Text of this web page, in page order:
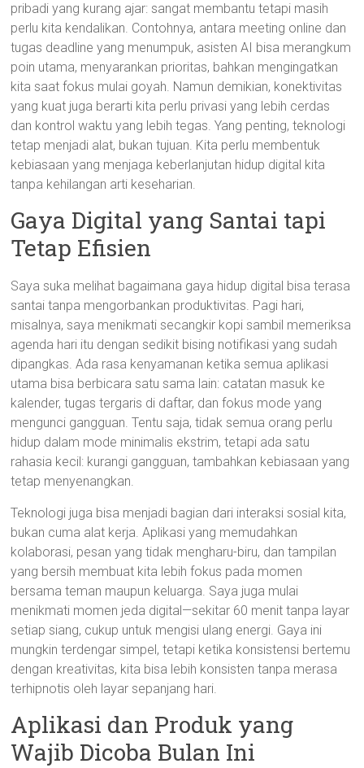
pribadi yang kurang ajar: sangat membantu tetapi masih
perlu kita kendalikan. Contohnya, antara meeting online dan
tugas deadline yang menumpuk, asisten AI bisa merangkum
poin utama, menyarankan prioritas, bahkan mengingatkan
kita saat fokus mulai goyah. Namun demikian, konektivitas
yang kuat juga berarti kita perlu privasi yang lebih cerdas
dan kontrol waktu yang lebih tegas. Yang penting, teknologi
tetap menjadi alat, bukan tujuan. Kita perlu membentuk
kebiasaan yang menjaga keberlanjutan hidup digital kita
tanpa kehilangan arti keseharian.
Gaya Digital yang Santai tapi
Tetap Efisien
Saya suka melihat bagaimana gaya hidup digital bisa terasa
santai tanpa mengorbankan produktivitas. Pagi hari,
misalnya, saya menikmati secangkir kopi sambil memeriksa
agenda hari itu dengan sedikit bising notifikasi yang sudah
dipangkas. Ada rasa kenyamanan ketika semua aplikasi
utama bisa berbicara satu sama lain: catatan masuk ke
kalender, tugas tergaris di daftar, dan fokus mode yang
mengunci gangguan. Tentu saja, tidak semua orang perlu
hidup dalam mode minimalis ekstrim, tetapi ada satu
rahasia kecil: kurangi gangguan, tambahkan kebiasaan yang
tetap menyenangkan.
Teknologi juga bisa menjadi bagian dari interaksi sosial kita,
bukan cuma alat kerja. Aplikasi yang memudahkan
kolaborasi, pesan yang tidak mengharu-biru, dan tampilan
yang bersih membuat kita lebih fokus pada momen
bersama teman maupun keluarga. Saya juga mulai
menikmati momen jeda digital—sekitar 60 menit tanpa layar
setiap siang, cukup untuk mengisi ulang energi. Gaya ini
mungkin terdengar simpel, tetapi ketika konsistensi bertemu
dengan kreativitas, kita bisa lebih konsisten tanpa merasa
terhipnotis oleh layar sepanjang hari.
Aplikasi dan Produk yang
Wajib Dicoba Bulan Ini